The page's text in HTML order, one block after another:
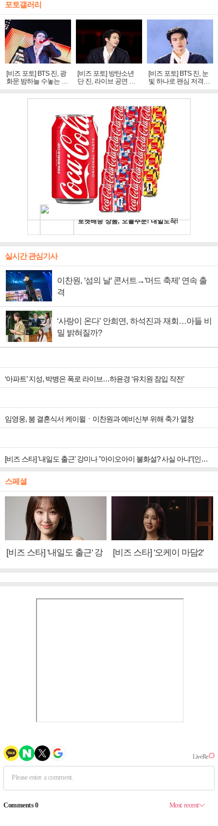
포토갤러리
[비즈 포토] BTS 진, 광
화문 밤하늘 수놓는 '비
주얼 킹'의 열창
[비즈 포토] 방탄소년
단 진, 라이브 공연 중
빛나는 독보적 아우라
[비즈 포토] BTS 진, 눈
빛 하나로 팬심 저격…
독보적 카리스마
실시간 관심기사
이찬원, '섬의 날' 콘서트→'머드 축제' 연속 출
격
‘사랑이 온다’ 안희연, 하석진과 재회…아들 비
밀 밝혀질까?
‘아파트’ 지성, 박병은 폭로 라이브…하윤경 ‘유치원 잠입 작전’
임영웅, 붐 결혼식서 케이윌ㆍ이찬원과 예비신부 위해 축가 열창
[비즈 스타] '내일도 출근' 강미나 "아이오아이 불화설? 사실 아냐"(인터뷰)
스페셜
[비즈 스타] '내일도 출근' 강
[비즈 스타] '오케이 마담2'